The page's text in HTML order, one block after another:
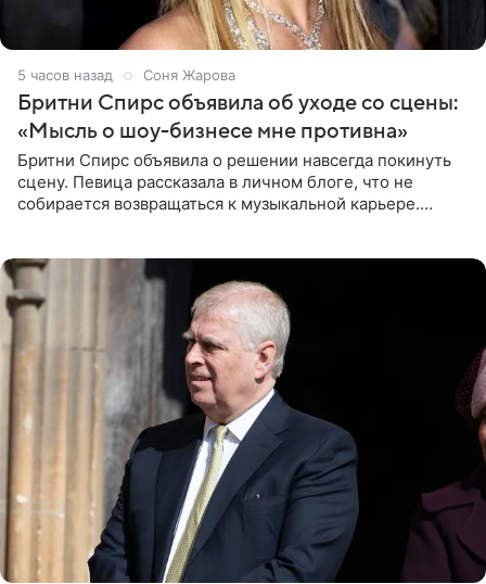
5 часов назад Соня Жарова
Бритни Спирс объявила об уходе со сцены:
«Мысль о шоу-бизнесе мне противна»
Бритни Спирс объявила о решении навсегда покинуть
сцену. Певица рассказала в личном блоге, что не
собирается возвращаться к музыкальной карьере.